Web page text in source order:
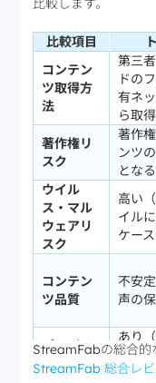
比較します。
比較項目
コンテン
ツ取得方
法
第三
ドの
有ネ
ら取得
著作権リ
スク
著作
ンツ
とな
ウイル
ス・マル
ウェアリ
スク
高い
イル
ケース
コンテン
ツ品質
不安
声の
プロバイ
ダからの
あり
らの
告が
StreamFabの総合的
StreamFab 総合レ